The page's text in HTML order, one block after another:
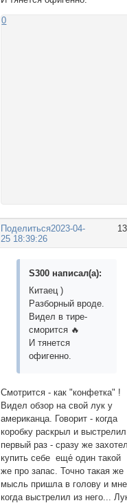
0
Поделиться2023-04-
25 18:39:26
S300 написал(а):
Китаец )
Разборный вроде.
Видел в тире-
сморится 🔥
И тянется
офигенно.
Смотрится - как "конфетка" !
Видел обзор на свой лук у
американца. Говорит - когда
коробку раскрыл и выстрелил
первый раз - сразу же
купить себе еще́ один такой
же про запас. Точно такая же
мысль пришла в голову и
когда выстрелил из него...